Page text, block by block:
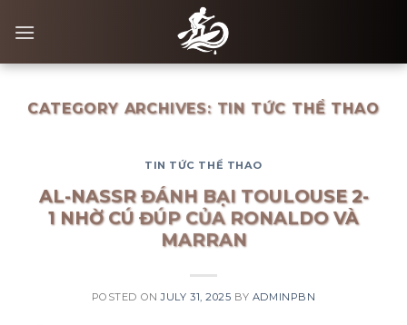
CATEGORY ARCHIVES: TIN TỨC THỂ THAO
TIN TỨC THỂ THAO
AL-NASSR ĐÁNH BẠI TOULOUSE 2-
1 NHỜ CÚ ĐÚP CỦA RONALDO VÀ
MARRAN
POSTED ONJULY 31, 2025 BY ADMINPBN